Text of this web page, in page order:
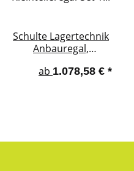
Schulte Lagertechnik
Anbauregal,
MULTIplus150 ,
ab 1.078,58 € *